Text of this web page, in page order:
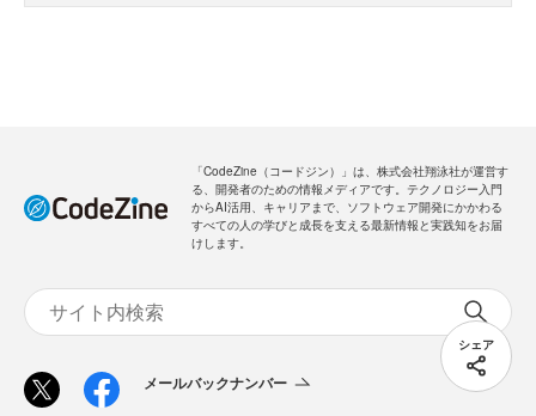
シェア
「CodeZine（コードジン）」は、株式会社翔泳社が運営す
る、開発者のための情報メディアです。テクノロジー入門
からAI活用、キャリアまで、ソフトウェア開発にかかわる
すべての人の学びと成長を支える最新情報と実践知をお届
けします。
メールバックナンバー